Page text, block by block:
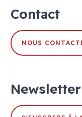
Contact
NOUS
Newsletter